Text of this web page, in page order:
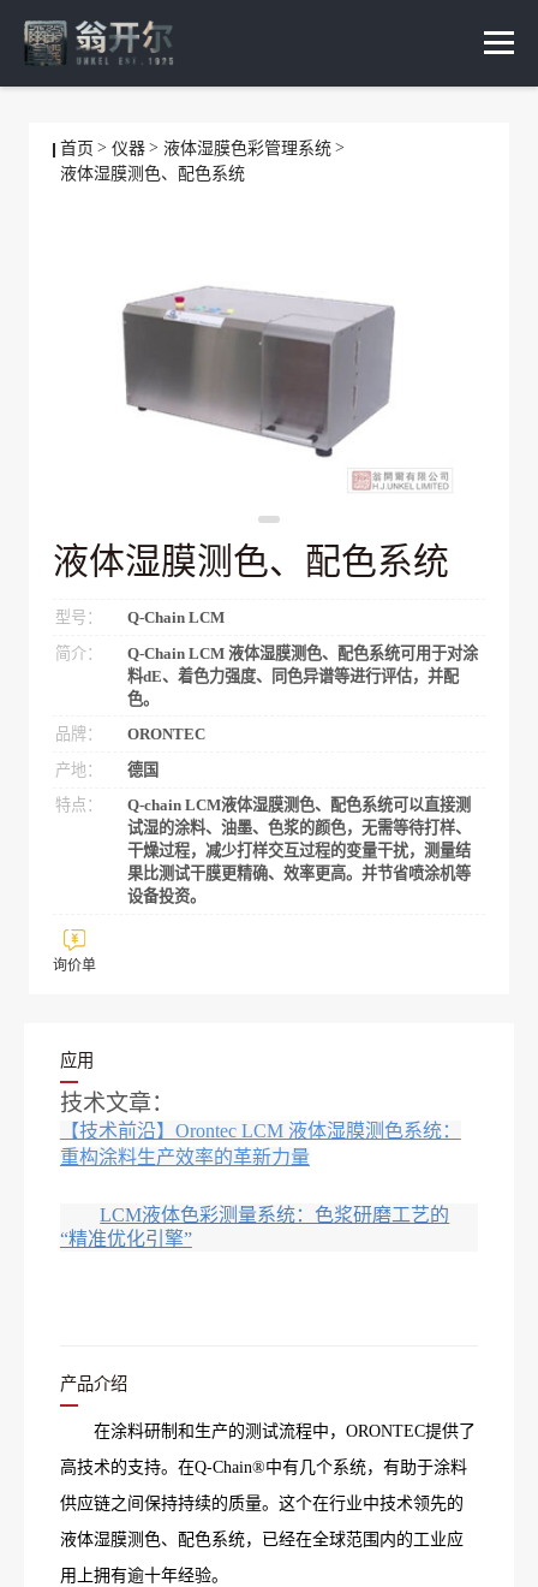
首页 仪器
液体湿膜色彩管理系统
液体湿膜测色、配色系统
液体湿膜测色、配色系统
型号：
Q-Chain LCM
简介：
Q-Chain LCM 液体湿膜测色、配色系统可用于对涂
料dE、着色力强度、同色异谱等进行评估，并配
色。
品牌：
ORONTEC
产地：
德国
特点：
Q-chain LCM液体湿膜测色、配色系统可以直接测
试湿的涂料、油墨、色浆的颜色，无需等待打样、
干燥过程，减少打样交互过程的变量干扰，测量结
果比测试干膜更精确、效率更高。并节省喷涂机等
设备投资。
询价单
应用
技术文章：
【技术前沿】Orontec LCM 液体湿膜测色系统：
重构涂料生产效率的革新力量
LCM液体色彩测量系统：色浆研磨工艺的
“精准优化引擎”
产品介绍
在涂料研制和生产的测试流程中，ORONTEC提供了
高技术的支持。在Q-Chain®中有几个系统，有助于涂料
供应链之间保持持续的质量。这个在行业中技术领先的
液体湿膜测色、配色系统，已经在全球范围内的工业应
用上拥有逾十年经验。